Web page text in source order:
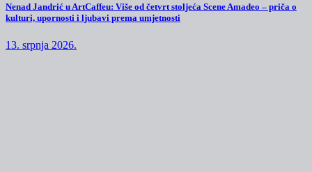
Nenad Jandrić u ArtCaffeu: Više od četvrt stoljeća Scene Amadeo – priča o
kulturi, upornosti i ljubavi prema umjetnosti
13. srpnja 2026.